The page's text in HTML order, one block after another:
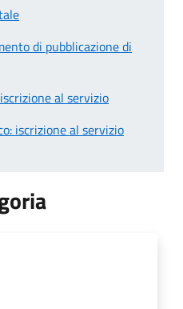
di pubblicazione di
al servizio
iscrizione al servizio